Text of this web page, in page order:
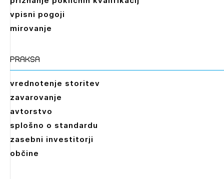
vpisni pogoji
mirovanje
praksa
vrednotenje storitev
zavarovanje
avtorstvo
splošno o standardu
zasebni investitorji
občine